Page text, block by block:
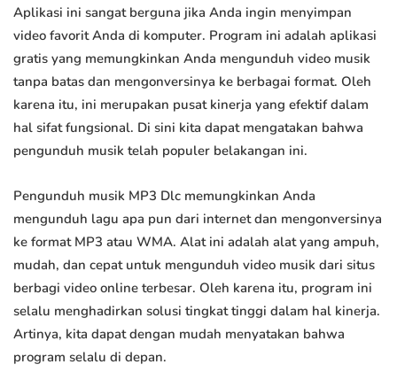
Aplikasi ini sangat berguna jika Anda ingin menyimpan
video favorit Anda di komputer. Program ini adalah aplikasi
gratis yang memungkinkan Anda mengunduh video musik
tanpa batas dan mengonversinya ke berbagai format. Oleh
karena itu, ini merupakan pusat kinerja yang efektif dalam
hal sifat fungsional. Di sini kita dapat mengatakan bahwa
pengunduh musik telah populer belakangan ini.
Pengunduh musik MP3 Dlc memungkinkan Anda
mengunduh lagu apa pun dari internet dan mengonversinya
ke format MP3 atau WMA. Alat ini adalah alat yang ampuh,
mudah, dan cepat untuk mengunduh video musik dari situs
berbagi video online terbesar. Oleh karena itu, program ini
selalu menghadirkan solusi tingkat tinggi dalam hal kinerja.
Artinya, kita dapat dengan mudah menyatakan bahwa
program selalu di depan.